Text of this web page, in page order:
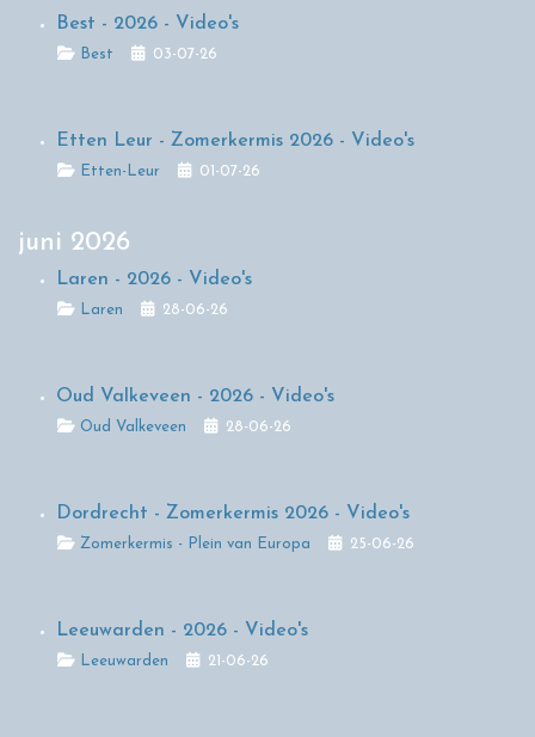
Best - 2026 - Video's
Details
Best 03-07-26
Etten Leur - Zomerkermis 2026 - Video's
DetailsEtten-Leur 01-07-26
juni 2026
Laren - 2026 - Video's
Details
Laren 28-06-26
Oud Valkeveen - 2026 - Video's
DetailsOud Valkeveen 28-06-26
Dordrecht - Zomerkermis 2026 - Video's
Details
Zomerkermis - Plein van Europa 25-06-26
Leeuwarden - 2026 - Video's
DetailsLeeuwarden 21-06-26